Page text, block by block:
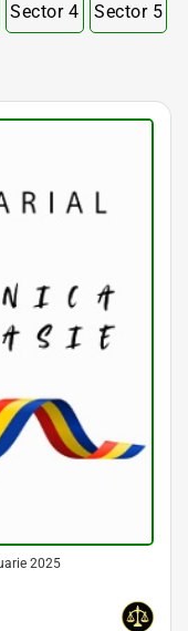
Sector 4 Sector 5
5 Bucuresti • Notari Publici Sector 6 Bucuresti
2025